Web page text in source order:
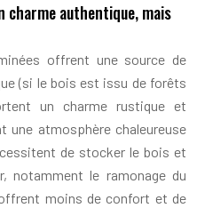
charme authentique, mais
offrent une source de
(si le bois est issu de forêts
un charme rustique et
une atmosphère chaleureuse
de stocker le bois et
notamment le ramonage du
moins de confort et de